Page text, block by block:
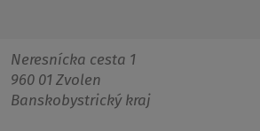
Neresnícka cesta 1
960 01 Zvolen
Banskobystrický kraj